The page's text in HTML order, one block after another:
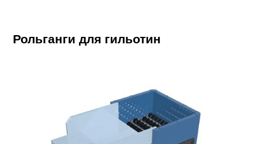
Рольганги для гильотин